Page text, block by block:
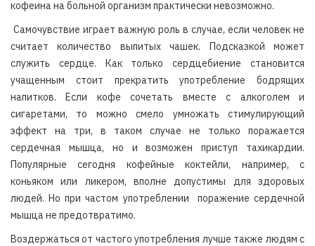
кофеина на больной организм практически невозможно.
Самочувствие играет важную роль в случае, если человек не
считает количество выпитых чашек. Подсказкой может
служить сердце. Как только сердцебиение становится
учащенным стоит прекратить употребление бодрящих
напитков. Если кофе сочетать вместе с алкоголем и
сигаретами, то можно смело умножать стимулирующий
эффект на три, в таком случае не только поражается
сердечная мышца, но и возможен приступ тахикардии.
Популярные сегодня кофейные коктейли, например, с
коньяком или ликером, вполне допустимы для здоровых
людей. Но при частом употреблении поражение сердечной
мышца не предотвратимо.
Воздержаться от частого употребления лучше также людям с